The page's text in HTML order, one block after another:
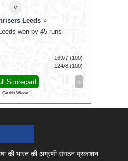
v
Leeds ⭐
won by 45 runs
169/7 (100)
124/8 (100)
»
Scorecard
Get this Widget
की भारत की अग्रणी संगठन प्रकाशन